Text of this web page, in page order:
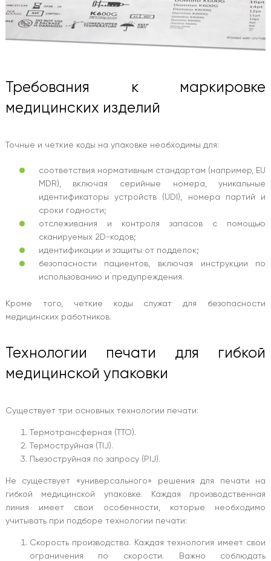
Требования к маркировке
медицинских изделий
Точные и четкие коды на упаковке необходимы для:
соответствия нормативным стандартам (например, EU
MDR), включая серийные номера, уникальные
идентификаторы устройств (UDI), номера партий и
сроки годности;
отслеживания и контроля запасов с помощью
сканируемых 2D-кодов;
идентификации и защиты от подделок;
безопасности пациентов, включая инструкции по
использованию и предупреждения.
Кроме того, четкие коды служат для безопасности
медицинских работников.
Технологии печати для гибкой
медицинской упаковки
Существует три основных технологии печати:
Термотрансферная (TTO).
Термоструйная (TIJ).
Пьезоструйная по запросу (PIJ).
Не существует «универсального» решения для печати на
гибкой медицинской упаковке. Каждая производственная
линия имеет свои особенности, которые необходимо
учитывать при подборе технологии печати:
Скорость производства. Каждая технология имеет свои
ограничения по скорости. Важно соблюдать